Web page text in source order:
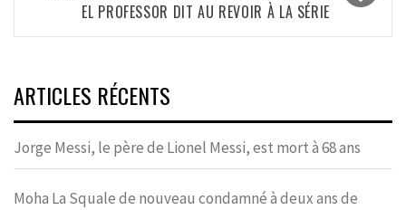
EL PROFESSOR DIT AU REVOIR À LA SÉRIE
ARTICLES RÉCENTS
Jorge Messi, le père de Lionel Messi, est mort à 68 ans
Moha La Squale de nouveau condamné à deux ans de